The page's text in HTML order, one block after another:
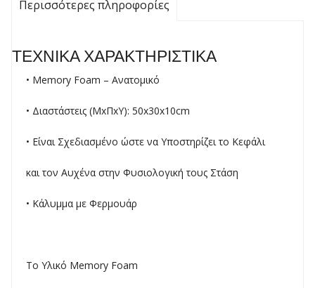
Περισσότερες πληροφορίες
ΤΕΧΝΙΚΑ ΧΑΡΑΚΤΗΡΙΣΤΙΚΑ
• Memory Foam – Aνατομικό
• Διαστάστεις (ΜxΠxΥ): 50x30x10cm
• Είναι Σχεδιασμένο ώστε να Υποστηρίζει το Κεφάλι
και τον Αυχένα στην Φυσιολογική τους Στάση
• Κάλυμμα με Φερμουάρ
Το Υλικό Memory Foam